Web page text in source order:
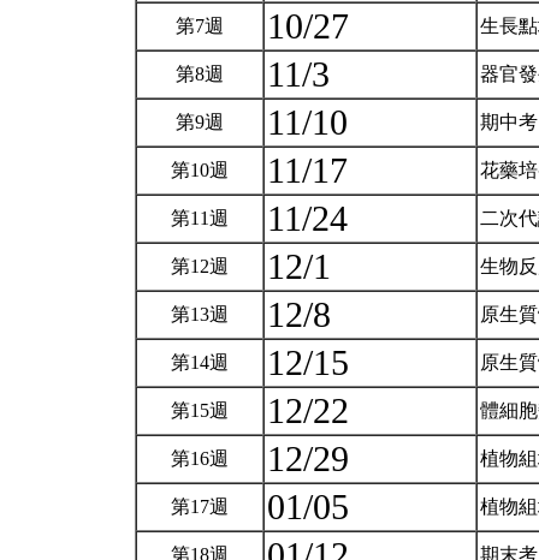
第7週 10/27 生長
第8週 11/3 器官
第9週 11/10 期中
第10週 11/17 花藥
第11週 11/24 二次
第12週 12/1 生物
第13週 12/8 原生
第14週 12/15 原生
第15週 12/22 體細
第16週 12/29 植物
第17週 01/05 植物
第18週 期末